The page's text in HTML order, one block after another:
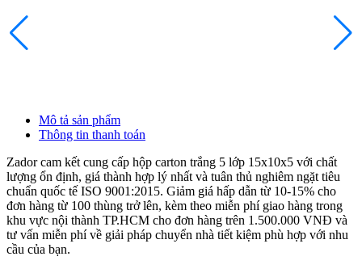
Mô tả sản phẩm
Thông tin thanh toán
Zador cam kết cung cấp hộp carton trắng 5 lớp 15x10x5 với chất
lượng ổn định, giá thành hợp lý nhất và tuân thủ nghiêm ngặt tiêu
chuẩn quốc tế ISO 9001:2015. Giảm giá hấp dẫn từ 10-15% cho
đơn hàng từ 100 thùng trở lên, kèm theo miễn phí giao hàng trong
khu vực nội thành TP.HCM cho đơn hàng trên 1.500.000 VNĐ và
tư vấn miễn phí về giải pháp chuyển nhà tiết kiệm phù hợp với nhu
cầu của bạn.